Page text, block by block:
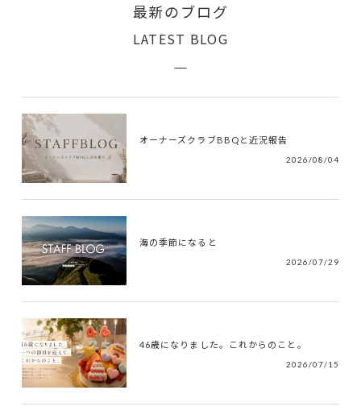
最新のブログ
LATEST BLOG
オーナーズクラブBBQと近況報告
2026/08/04
海の季節になると
2026/07/29
46歳になりました。これからのこと。
2026/07/15